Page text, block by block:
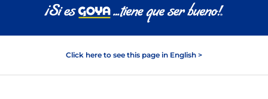
Click here to see this page in English >